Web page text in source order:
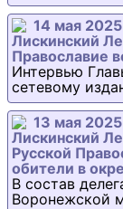
14 мая
Лискинский
Православие
Интервью
сетевому
13 мая
Лискинский
Русской
обители в
В состав
Воронежской